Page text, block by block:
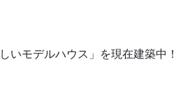
いモデルハウス」を現在建築中！